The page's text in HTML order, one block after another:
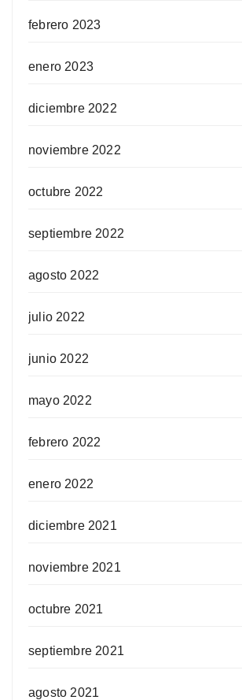
febrero 2023
enero 2023
diciembre 2022
noviembre 2022
octubre 2022
septiembre 2022
agosto 2022
julio 2022
junio 2022
mayo 2022
febrero 2022
enero 2022
diciembre 2021
noviembre 2021
octubre 2021
septiembre 2021
agosto 2021